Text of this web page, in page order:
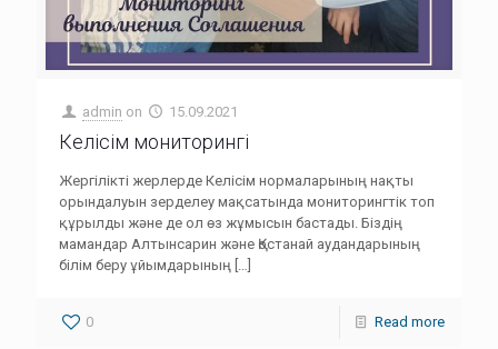
admin on 15.09.2021
Келісім мониторингі
Жергілікті жерлерде Келісім нормаларының нақты
орындалуын зерделеу мақсатында мониторингтік топ
құрылды және де ол өз жұмысын бастады. Біздің
мамандар Алтынсарин және Қостанай аудандарының
білім беру ұйымдарының […]
0 Read more